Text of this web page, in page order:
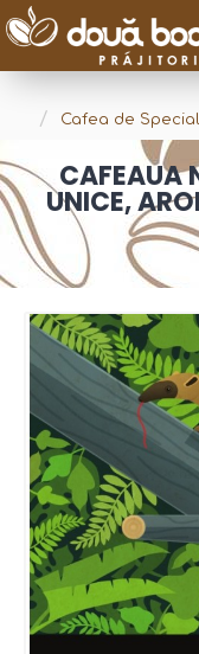
Cafea de
CAFEAUA
UNICE,